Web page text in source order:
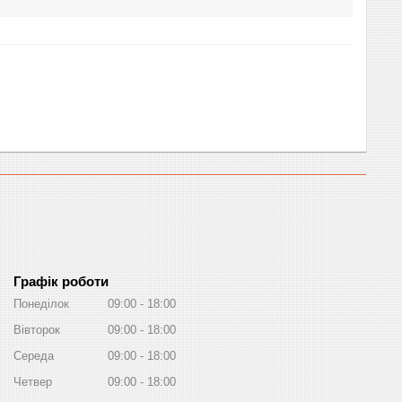
Графік роботи
Понеділок 09:00
18:00
Вівторок
09:00
18:00
Середа
09:00
18:00
Четвер
09:00
18:00